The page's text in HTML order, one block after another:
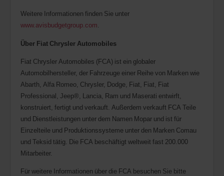
Weitere Informationen finden Sie unter
www.avisbudgetgroup.com.
Über Fiat Chrysler Automobiles
Fiat Chrysler Automobiles (FCA) ist ein globaler
Automobilhersteller, der Fahrzeuge einer Reihe von Marken wie
Abarth, Alfa Romeo, Chrysler, Dodge, Fiat, Fiat, Fiat
Professional, Jeep®, Lancia, Ram und Maserati entwirft,
konstruiert, fertigt und verkauft. Außerdem verkauft FCA Teile
und Dienstleistungen unter dem Namen Mopar und ist für
Einzelteile und Produktionssysteme unter den Marken Comau
und Teksid tätig. Die FCA beschäftigt weltweit fast 200.000
Mitarbeiter.
Für weitere Informationen über die FCA besuchen Sie bitte